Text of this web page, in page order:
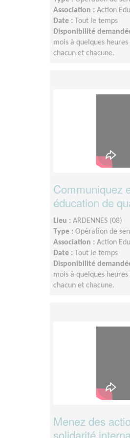
Association : Action
Date :
Tout le temps
Disponibilité
mois à quelques
chacun et chacune.
Communiquez
éducation de
Lieu : ARDENNES (08)
Type : Opération de
Association : Action
Date :
Tout le temps
Disponibilité
mois à quelques
chacun et chacune.
Menez des
solidarité